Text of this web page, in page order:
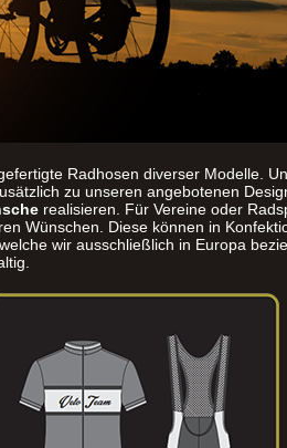
Radhosen diverser Modelle.
zu unseren angebotenen
realisieren. Für Vereine oder
Wünschen. Diese können in
wir ausschließlich in Europa